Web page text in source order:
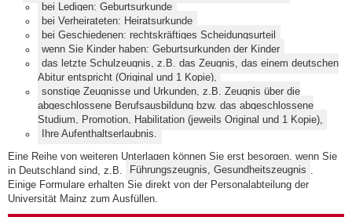
bei Ledigen: Geburtsurkunde
bei Verheirateten: Heiratsurkunde
bei Geschiedenen: rechtskräftiges Scheidungsurteil
wenn Sie Kinder haben: Geburtsurkunden der Kinder
das letzte Schulzeugnis, z.B. das Zeugnis, das einem deutschen
Abitur entspricht (Original und 1 Kopie),
sonstige Zeugnisse und Urkunden, z.B. Zeugnis über die
abgeschlossene Berufsausbildung bzw. das abgeschlossene
Studium, Promotion, Habilitation (jeweils Original und 1 Kopie),
Ihre Aufenthaltserlaubnis.
Eine Reihe von weiteren Unterlagen können Sie erst besorgen, wenn Sie
in Deutschland sind, z.B.
Führungszeugnis, Gesundheitszeugnis
Einige Formulare erhalten Sie direkt von der Personalabteilung der
Universität Mainz zum Ausfüllen.